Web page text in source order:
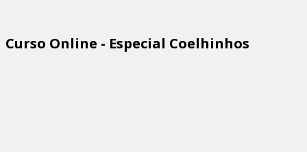
Curso Online - Especial Coelhinhos